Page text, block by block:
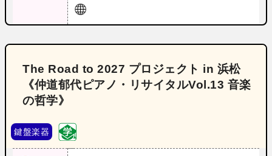
The Road to 2027 プロジェクト in 浜松
《仲道郁代ピアノ・リサイタルVol.13 音楽
の哲学》
鍵盤楽器